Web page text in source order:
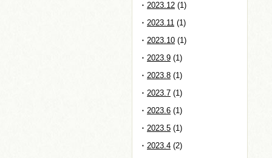
2023.12 (1)
2023.11 (1)
2023.10 (1)
2023.9 (1)
2023.8 (1)
2023.7 (1)
2023.6 (1)
2023.5 (1)
2023.4 (2)